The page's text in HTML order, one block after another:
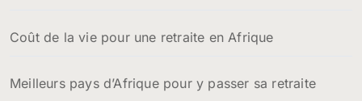
Coût de la vie pour une retraite en Afrique
Meilleurs pays d’Afrique pour y passer sa retraite